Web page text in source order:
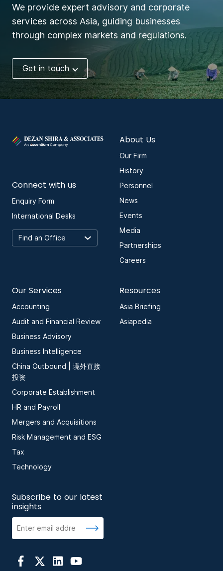
We provide expert advisory and corporate
services across Asia, guiding businesses
through complex markets and regulations.
Get in touch
Connect with us
Enquiry Form
International Desks
About Us
Our Firm
History
Personnel
News
Events
Media
Partnerships
Careers
Our Services
Accounting
Audit and Financial Review
Business Advisory
Business Intelligence
China Outbound | 境外直接
投资
Corporate Establishment
HR and Payroll
Mergers and Acquisitions
Risk Management and ESG
Tax
Technology
Resources
Asia Briefing
Asiapedia
Subscribe to our latest
insights